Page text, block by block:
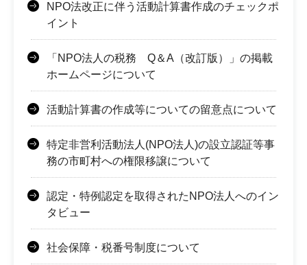
NPO法改正に伴う活動計算書作成のチェックポ
イント
「NPO法人の税務 Q＆A（改訂版）」の掲載
ホームページについて
活動計算書の作成等についての留意点について
特定非営利活動法人(NPO法人)の設立認証等事
務の市町村への権限移譲について
認定・特例認定を取得されたNPO法人へのイン
タビュー
社会保障・税番号制度について